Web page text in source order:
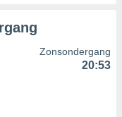
Zonsondergang
20:53